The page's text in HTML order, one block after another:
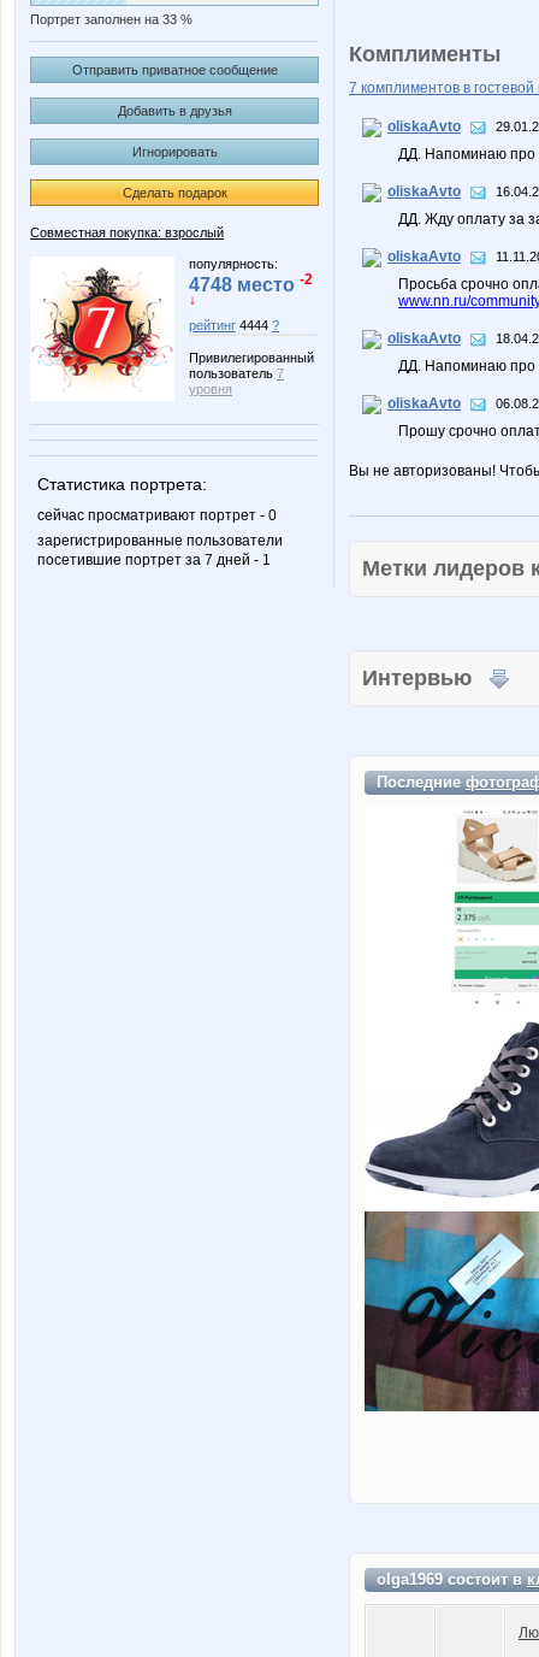
Портрет заполнен на 33 %
Отправить приватное сообщение
Добавить в друзья
Игнорировать
Сделать подарок
Совместная покупка: взрослый
популярность:
4748 место -2
↓
рейтинг 4444 ?
Привилегированный
пользователь 7
уровня
Статистика портрета:
сейчас просматривают портрет - 0
зарегистрированные пользователи
посетившие портрет за 7 дней - 1
Комплименты
7 комплиментов в гостевой
oliskaAvto
ДД. Напоминаю про
oliskaAvto
ДД. Жду оплату за
oliskaAvto
Просьба срочно
www.nn.ru/
oliskaAvto
ДД. Напоминаю про
oliskaAvto
Прошу срочно
Вы не авторизованы!
Метки
Интервью
Последние
olga1969 состоит в